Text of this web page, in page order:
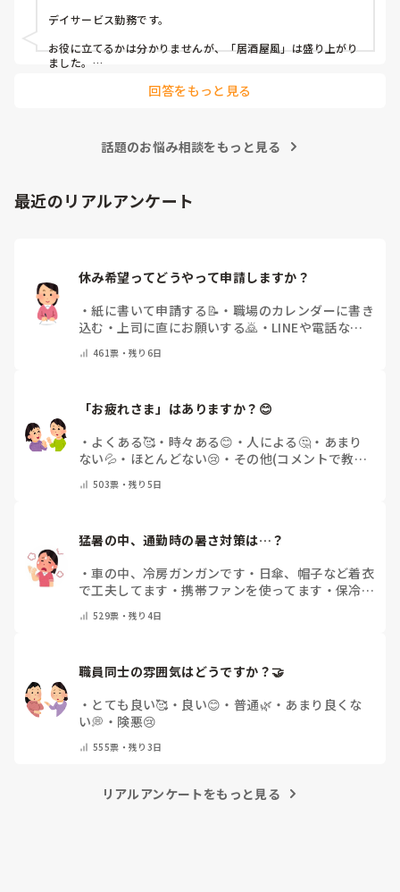
隔月： ランチのテイクアウトイベント
その他： 季節ごとの定期的な行事(運動会や七夕など)
きたなと感じており、新しく喜ばれるようなアイデアを探し
イベントをしている」「年〇回、こんな大型行事がある」
と嬉しいです。
デイサービス勤務です。
お役に立てるかは分かりませんが、「居酒屋風」は盛り上がり
ました。
回答をもっと見る
話題のお悩み相談をもっと見る
最近のリアルアンケート
休み希望ってどうやって申請しますか？
・紙に書いて申請する📝 ・ 職場のカレンダーに書き
込む ・ 上司に直にお願いする🙇 ・ LINEや電話など
461票・残り6日
「お疲れさま」はありますか？😊
・ よくある🥰 ・ 時々ある😊 ・ 人による🤔 ・ あまり
ない💦 ・ ほとんどない😢 ・ その他(コメントで教え
503票・残り5日
猛暑の中、通勤時の暑さ対策は…？
・車の中、冷房ガンガンです ・ 日傘、帽子など着衣
で工夫してます ・携帯ファンを使ってます ・ 保冷剤
ん ・その他（コメントで教えて下さい）
529票・残り4日
職員同士の雰囲気はどうですか？🤝
・ とても良い🥰 ・ 良い😊 ・ 普通🌿 ・ あまり良くな
い💭 ・ 険悪😢
555票・残り3日
リアルアンケートをもっと見る